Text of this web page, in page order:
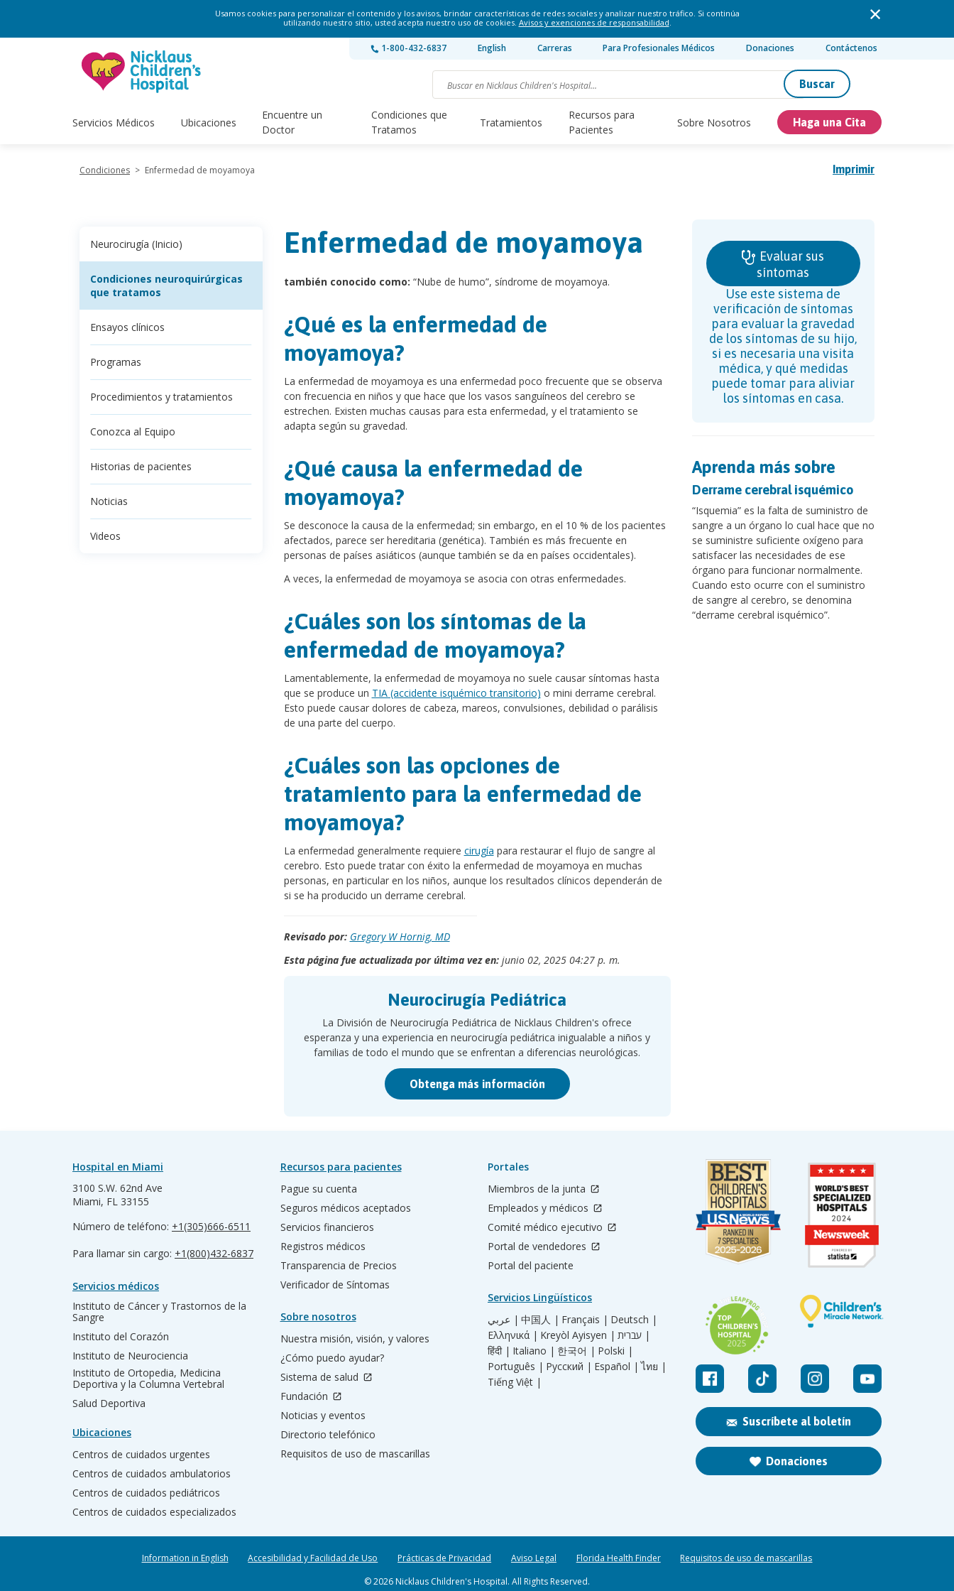
Usamos cookies para personalizar el contenido y los avisos, brindar características de redes sociales y analizar nuestro tráfico. Si continúa
utilizando nuestro sitio, usted acepta nuestro uso de cookies. Avisos y exenciones de responsabilidad.
1-800-432-6837 English Carreras Para Profesionales Médicos Donaciones Contáctenos
Buscar
Servicios Médicos Ubicaciones
Encuentre un
Doctor
Condiciones que
Tratamos
Tratamientos
Recursos para
Pacientes
Sobre Nosotros Haga una Cita
Imprimir
Condiciones > Enfermedad de moyamoya
Neurocirugía (Inicio)
Condiciones neuroquirúrgicas
que tratamos
Ensayos clínicos
Programas
Procedimientos y tratamientos
Conozca al Equipo
Historias de pacientes
Noticias
Videos
Enfermedad de moyamoya
también conocido como: “Nube de humo”, síndrome de moyamoya.
¿Qué es la enfermedad de
moyamoya?
La enfermedad de moyamoya es una enfermedad poco frecuente que se observa
con frecuencia en niños y que hace que los vasos sanguíneos del cerebro se
estrechen. Existen muchas causas para esta enfermedad, y el tratamiento se
adapta según su gravedad.
¿Qué causa la enfermedad de
moyamoya?
Se desconoce la causa de la enfermedad; sin embargo, en el 10 % de los pacientes
afectados, parece ser hereditaria (genética). También es más frecuente en
personas de países asiáticos (aunque también se da en países occidentales).
A veces, la enfermedad de moyamoya se asocia con otras enfermedades.
¿Cuáles son los síntomas de la
enfermedad de moyamoya?
Lamentablemente, la enfermedad de moyamoya no suele causar síntomas hasta
que se produce un TIA (accidente isquémico transitorio) o mini derrame cerebral.
Esto puede causar dolores de cabeza, mareos, convulsiones, debilidad o parálisis
de una parte del cuerpo.
¿Cuáles son las opciones de
tratamiento para la enfermedad de
moyamoya?
La enfermedad generalmente requiere cirugía para restaurar el flujo de sangre al
cerebro. Esto puede tratar con éxito la enfermedad de moyamoya en muchas
personas, en particular en los niños, aunque los resultados clínicos dependerán de
si se ha producido un derrame cerebral.
Revisado por: Gregory W Hornig, MD
Esta página fue actualizada por última vez en:junio 02, 2025 04:27 p. m.
Neurocirugía Pediátrica
La División de Neurocirugía Pediátrica de Nicklaus Children's ofrece
esperanza y una experiencia en neurocirugía pediátrica inigualable a niños y
familias de todo el mundo que se enfrentan a diferencias neurológicas.
Obtenga más información
Evaluar sus
síntomas
Use este sistema de
verificación de síntomas
para evaluar la gravedad
de los síntomas de su hijo,
si es necesaria una visita
médica, y qué medidas
puede tomar para aliviar
los síntomas en casa.
Aprenda más sobre
Derrame cerebral isquémico
“Isquemia” es la falta de suministro de
sangre a un órgano lo cual hace que no
se suministre suficiente oxígeno para
satisfacer las necesidades de ese
órgano para funcionar normalmente.
Cuando esto ocurre con el suministro
de sangre al cerebro, se denomina
“derrame cerebral isquémico”.
Suscríbete al boletín
Donaciones
Hospital en Miami
3100 S.W. 62nd Ave
Miami, FL 33155
Número de teléfono: +1(305)666-6511
Para llamar sin cargo: +1(800)432-6837
Servicios médicos
Instituto de Cáncer y Trastornos de la
Sangre
Instituto del Corazón
Instituto de Neurociencia
Instituto de Ortopedia, Medicina
Deportiva y la Columna Vertebral
Salud Deportiva
Ubicaciones
Centros de cuidados urgentes
Centros de cuidados ambulatorios
Centros de cuidados pediátricos
Centros de cuidados especializados
Recursos para pacientes
Pague su cuenta
Seguros médicos aceptados
Servicios financieros
Registros médicos
Transparencia de Precios
Verificador de Síntomas
Sobre nosotros
Nuestra misión, visión, y valores
¿Cómo puedo ayudar?
Sistema de salud
Fundación
Noticias y eventos
Directorio telefónico
Requisitos de uso de mascarillas
Portales
Miembros de la junta
Empleados y médicos
Comité médico ejecutivo
Portal de vendedores
Portal del paciente
Servicios Lingüísticos
عربي | 中国人 | Français | Deutsch |
Ελληνικά | Kreyòl Ayisyen |
עברית |
हिंदी | Italiano | 한국어 | Polski |
Português | Русский | Español | ไทย |
Tiếng Việt |
Information in English Accesibilidad y Facilidad de Uso Prácticas de Privacidad Aviso Legal Florida Health Finder
Requisitos de uso de mascarillas
© 2026 Nicklaus Children's Hospital. All Rights Reserved.